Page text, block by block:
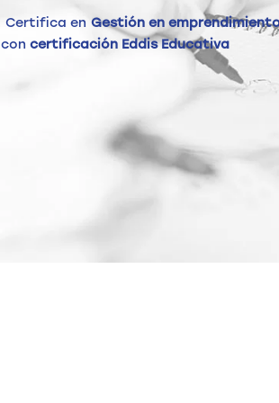
Certifica en Gestión en
con certificación Eddis Educativa